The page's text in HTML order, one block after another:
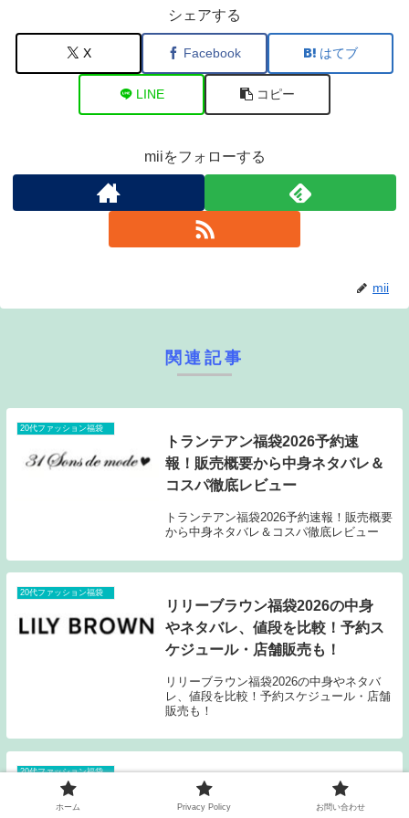
シェアする
X Facebook はてブ
LINE コピー
miiをフォローする
mii
関連記事
20代ファッション福袋
トランテアン福袋2026予約速
報！販売概要から中身ネタバレ＆
コスパ徹底レビュー
トランテアン福袋2026予約速報！販売概要
から中身ネタバレ＆コスパ徹底レビュー
20代ファッション福袋
リリーブラウン福袋2026の中身
やネタバレ、値段を比較！予約ス
ケジュール・店舗販売も！
リリーブラウン福袋2026の中身やネタバ
レ、値段を比較！予約スケジュール・店舗
販売も！
20代ファッション福袋
チャオパニックティピー福袋
2026中身ネタバレ公開！予約方
ホーム Privacy Policy お問い合わせ